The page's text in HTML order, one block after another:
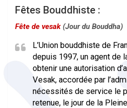
Fêtes Bouddhiste :
Fête de vesak (Jour du Bouddha)
L’Union bouddhiste de
depuis 1997, un agent de
obtenir une autorisation
Vesak, accordée par
nécessités de service le
retenue, le jour de la